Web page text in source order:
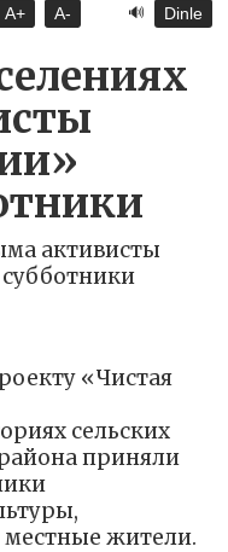
A+ A- 🔊 Dinle
активисты
«Чистая
сельских
приняли
жители.